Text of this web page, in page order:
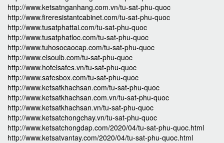
http://www.ketsatnganhang.com.vn/tu-sat-phu-quoc
http://www.fireresistantcabinet.com/tu-sat-phu-quoc
http://www.tusatphattai.com/tu-sat-phu-quoc
http://www.tusatphatloc.com/tu-sat-phu-quoc
http://www.tuhosocaocap.com/tu-sat-phu-quoc
http://www.elsoulb.com/tu-sat-phu-quoc
http://www.hotelsafes.vn/tu-sat-phu-quoc
http://www.safesbox.com/tu-sat-phu-quoc
http://www.ketsatkhachsan.com/tu-sat-phu-quoc
http://www.ketsatkhachsan.com.vn/tu-sat-phu-quoc
http://www.ketsatkhachsan.vn/tu-sat-phu-quoc
http://www.ketsatchongchay.vn/tu-sat-phu-quoc
http://www.ketsatchongdap.com/2020/04/tu-sat-phu-quoc.html
http://www.ketsatvantay.com/2020/04/tu-sat-phu-quoc.html